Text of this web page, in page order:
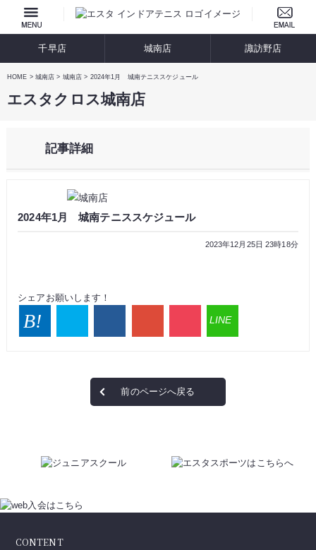
千早店 城南店 諏訪野店
HOME 城南店 城南店 2024年1月 城南テニススケジュール
エスタクロス城南店
記事詳細
2024年1月 城南テニススケジュール
2023年12月25日 23時18分
シェアお願いします！
前のページへ戻る
CONTENT